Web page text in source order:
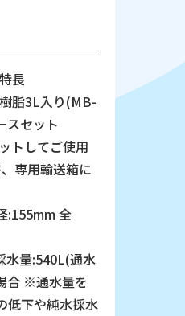
長
脂3L入り(MB-
スセット
トしてご使用
専用輸送箱に
:155mm 全
水量:540L(通水
合 ※通水量を
低下や純水採水